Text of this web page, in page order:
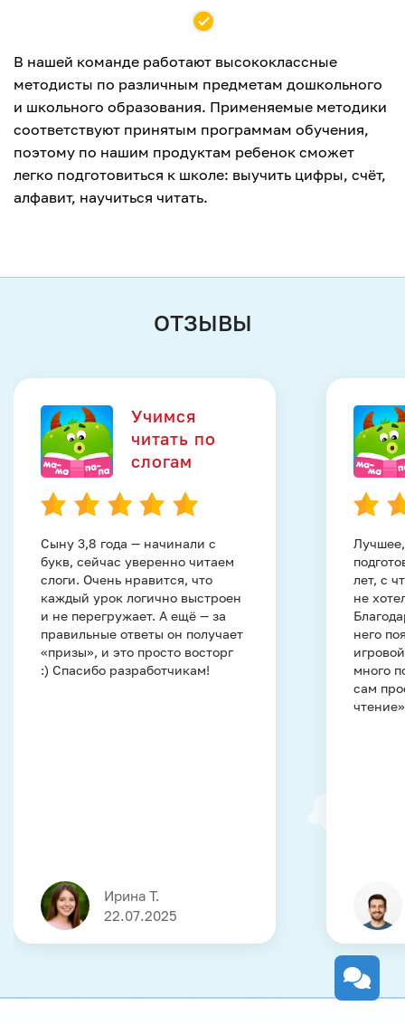
В нашей команде работают высококлассные
методисты по различным предметам дошкольного
и школьного образования. Применяемые методики
соответствуют принятым программам обучения,
поэтому по нашим продуктам ребенок сможет
легко подготовиться к школе: выучить цифры, счёт,
алфавит, научиться читать.
ОТЗЫВЫ
Учимся
читать по
слогам
Сыну 3,8 года — начинали с
букв, сейчас уверенно читаем
слоги. Очень нравится, что
каждый урок логично выстроен
и не перегружает. А ещё — за
правильные ответы он получает
«призы», и это просто восторг
:) Спасибо разработчикам!
Ирина Т.
22.07.2025
лет, с
не
него
много
сам
чтение»